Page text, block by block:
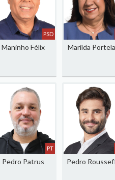
PSD
Maninho Félix Marilda Portela
PT
Pedro Patrus Pedro